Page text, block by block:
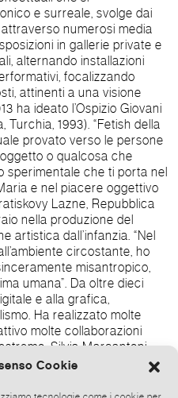
Cookie
e surreale, svolge dai
numerosi media
in gallerie private e
alternando installazioni
focalizzando
attinenti a una visione
ha ideato l’Ospizio Giovani
provato verso le persone
o qualcosa che
sperimentale che ti porta nel
e nel piacere oggettivo
nella produzione del
artistica dall’infanzia. “Nel
circostante, ho
misantropico,
umana”. Da oltre dieci
e alla grafica,
Ha realizzato molte
molte collaborazioni
Marcantoni
30 anni lo stesso giorno di
suo marito Massimo